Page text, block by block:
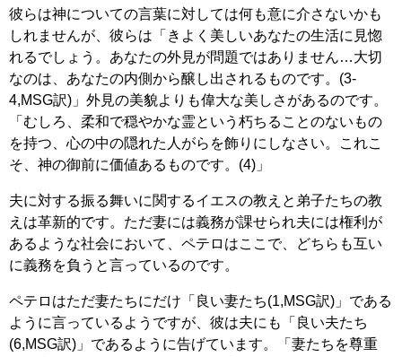
彼らは神についての言葉に対しては何も意に介さないかも
しれませんが、彼らは「きよく美しいあなたの生活に見惚
れるでしょう。あなたの外見が問題ではありません…大切
なのは、あなたの内側から醸し出されるものです。(3-
4,MSG訳)」外見の美貌よりも偉大な美しさがあるのです。
「むしろ、柔和で穏やかな霊という朽ちることのないもの
を持つ、心の中の隠れた人がらを飾りにしなさい。これこ
そ、神の御前に価値あるものです。(4)」
夫に対する振る舞いに関するイエスの教えと弟子たちの教
えは革新的です。ただ妻には義務が課せられ夫には権利が
あるような社会において、ペテロはここで、どちらも互い
に義務を負うと言っているのです。
ペテロはただ妻たちにだけ「良い妻たち(1,MSG訳)」である
ように言っているようですが、彼は夫にも「良い夫たち
(6,MSG訳)」であるように告げています。「妻たちを尊重